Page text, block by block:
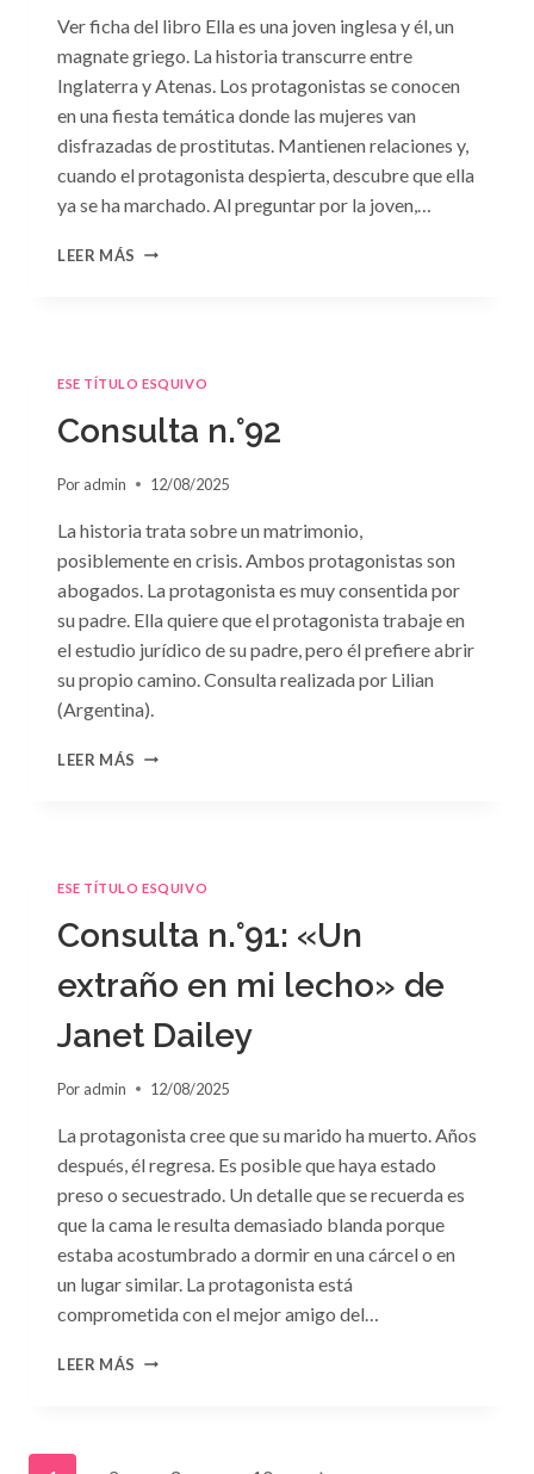
Ver ficha del libro Ella es una joven inglesa y él, un
magnate griego. La historia transcurre entre
Inglaterra y Atenas. Los protagonistas se conocen
en una fiesta temática donde las mujeres van
disfrazadas de prostitutas. Mantienen relaciones y,
cuando el protagonista despierta, descubre que ella
ya se ha marchado. Al preguntar por la joven,…
LEER MÁS CONSULTA
MAGNATE
GRIEGO»
DE
BAIRD
ESE TÍTULO ESQUIVO
Consulta n.°92
Por admin 12/08/2025
La historia trata sobre un matrimonio,
posiblemente en crisis. Ambos protagonistas son
abogados. La protagonista es muy consentida por
su padre. Ella quiere que el protagonista trabaje en
el estudio jurídico de su padre, pero él prefiere abrir
su propio camino. Consulta realizada por Lilian
(Argentina).
LEER MÁS CONSULTA
ESE TÍTULO ESQUIVO
Consulta n.°91: «Un
extraño en mi lecho» de
Janet Dailey
Por admin 12/08/2025
La protagonista cree que su marido ha muerto. Años
después, él regresa. Es posible que haya estado
preso o secuestrado. Un detalle que se recuerda es
que la cama le resulta demasiado blanda porque
estaba acostumbrado a dormir en una cárcel o en
un lugar similar. La protagonista está
comprometida con el mejor amigo del…
LEER MÁS CONSULTA